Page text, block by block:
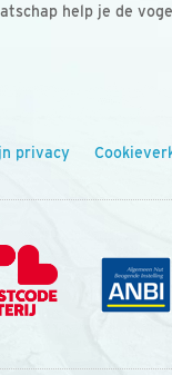
help je de
privacy